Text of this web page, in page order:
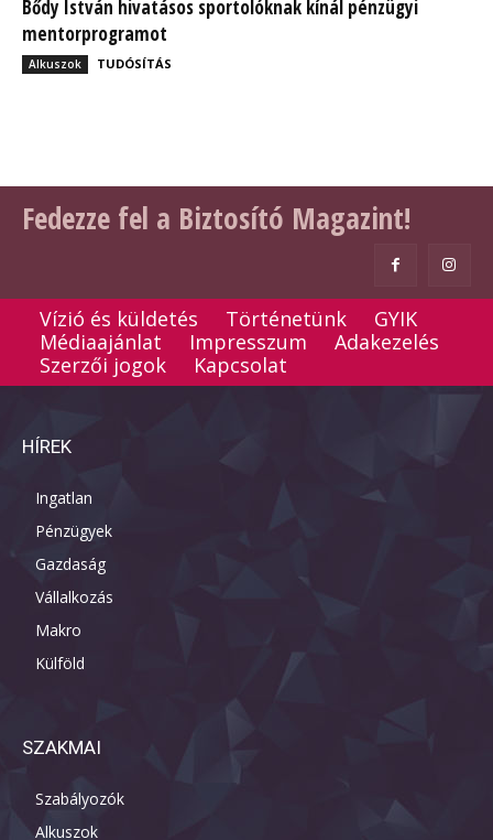
Bődy István hivatásos sportolóknak kínál pénzügyi
mentorprogramot
Alkuszok TUDÓSÍTÁS
Fedezze fel a Biztosító Magazint!
Vízió és küldetés Történetünk
GYIK
Médiaajánlat
Impresszum
Adakezelés
Szerzői jogok
Kapcsolat
HÍREK
Ingatlan
Pénzügyek
Gazdaság
Vállalkozás
Makro
Külföld
SZAKMAI
Szabályozók
Alkuszok